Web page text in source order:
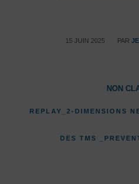
15 JUIN 2025
/ PAR
NON
REPLAY_2-DIMENSIONS
DES TMS